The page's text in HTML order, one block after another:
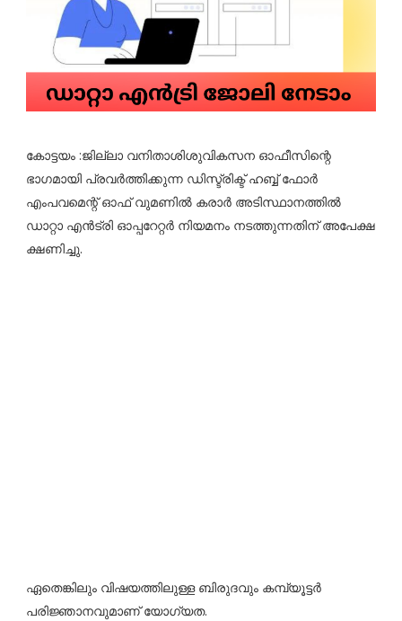
കോട്ടയം :ജില്ലാ വനിതാശിശുവികസന ഓഫീസിന്റെ
ഭാഗമായി പ്രവർത്തിക്കുന്ന ഡിസ്ട്രിക്ട് ഹബ്ബ് ഫോർ
എംപവമെന്റ് ഓഫ് വുമണിൽ കരാർ അടിസ്ഥാനത്തിൽ
ഡാറ്റാ എൻട്രി ഓപ്പറേറ്റർ നിയമനം നടത്തുന്നതിന് അപേക്ഷ
ക്ഷണിച്ചു.
ഏതെങ്കിലും വിഷയത്തിലുള്ള ബിരുദവും കമ്പ്യൂട്ടർ
പരിജ്ഞാനവുമാണ് യോഗ്യത.